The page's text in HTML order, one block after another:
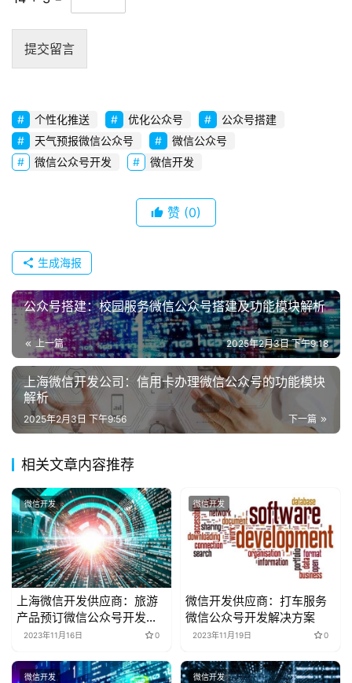
l
c
e
s
题
联
系
们
*
提交留言
个性化推送 优化公众号
公众号搭建
天气预报微信公众号
微信公众号
微信公众号开发
微信开发
赞 (0)
生成海报
公众号搭建：校园服务微信公众号搭建及功能模块解析
上一篇 2025年2月3日 下午9:18
上海微信开发公司：信用卡办理微信公众号的功能模块
解析
下一篇
2025年2月3日 下午9:56
相关文章内容推荐
微信开发
上海微信开发供应商：旅游
产品预订微信公众号开发解
决方案
2023年11月16日 0
微信开发
微信开发供应商：打车服务
微信公众号开发解决方案
2023年11月19日 0
微信开发 微信开发